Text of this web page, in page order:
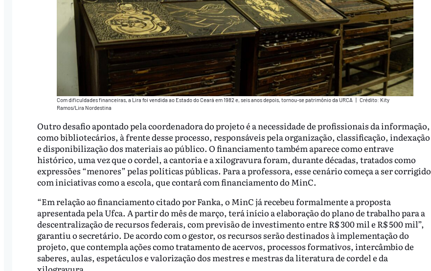
Com dificuldades financeiras, a Lira foi vendida ao Estado do Ceará em 1982 e, seis anos depois, tornou-se patrimônio da URCA | Crédito: Kity
Ramos/Lira Nordestina
Outro desafio apontado pela coordenadora do projeto é a necessidade de profissionais da informação,
como bibliotecários, à frente desse processo, responsáveis pela organização, classificação, indexação
e disponibilização dos materiais ao público. O financiamento também aparece como entrave
histórico, uma vez que o cordel, a cantoria e a xilogravura foram, durante décadas, tratados como
expressões “menores” pelas políticas públicas. Para a professora, esse cenário começa a ser corrigido
com iniciativas como a escola, que contará com financiamento do MinC.
“Em relação ao financiamento citado por Fanka, o MinC já recebeu formalmente a proposta
apresentada pela Ufca. A partir do mês de março, terá início a elaboração do plano de trabalho para a
descentralização de recursos federais, com previsão de investimento entre R$ 300 mil e R$ 500 mil”,
garantiu o secretário. De acordo com o gestor, os recursos serão destinados à implementação do
projeto, que contempla ações como tratamento de acervos, processos formativos, intercâmbio de
saberes, aulas, espetáculos e valorização dos mestres e mestras da literatura de cordel e da